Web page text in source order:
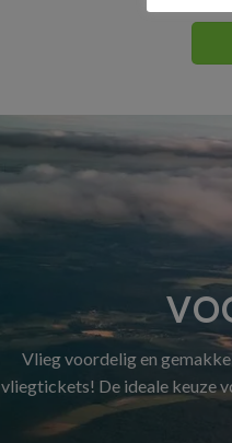
Vlieg voordelig en
vliegtickets! De ideale keuze